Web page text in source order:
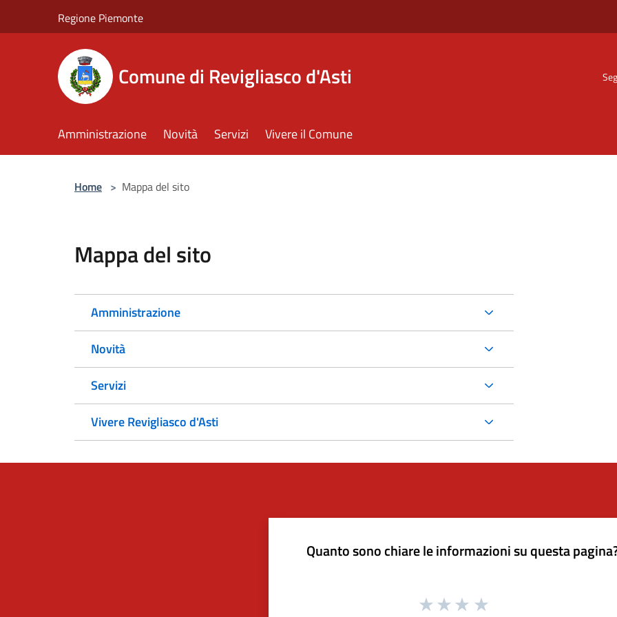
Regione Piemonte
Comune di Revigliasco d'Asti
Amministrazione Novità Servizi Vivere il Comune
Home > Mappa del sito
Mappa del sito
Amministrazione
Novità
Servizi
Vivere Revigliasco d'Asti
Quanto sono chiare le informazioni su questa